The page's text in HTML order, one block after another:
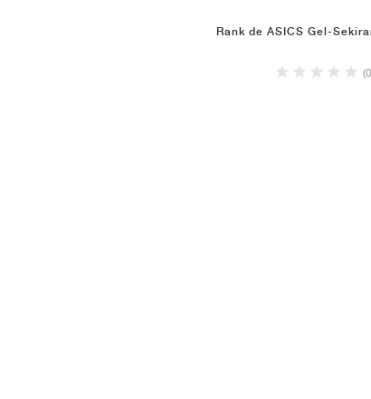
Rank de ASICS Gel-